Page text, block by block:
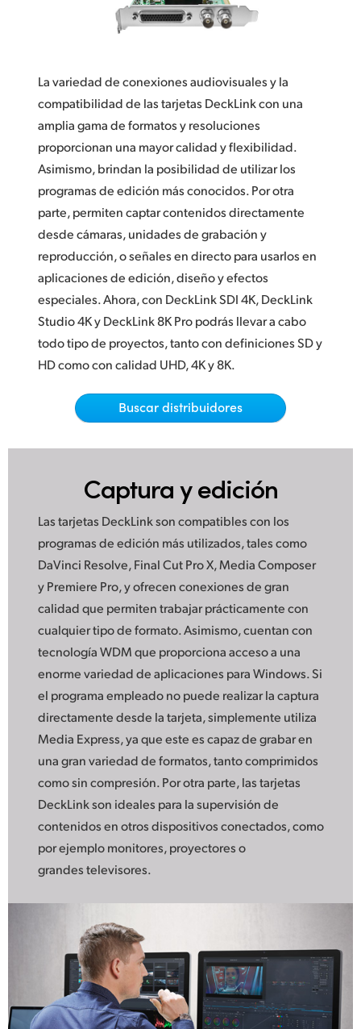
Germany
Hong Kong SAR, China
India
Italy
Japan
Korea
Mexico
Malaysia
Netherlands
New Zealand
Portugal
South Africa
España
Sweden
Chinese Taipei
UAE
Ukraine
United Kingdom
United States
La variedad de conexiones audiovisuales y la
compatibilidad de las tarjetas DeckLink con una
amplia gama de formatos y resoluciones
proporcionan una mayor calidad y flexibilidad.
Asimismo, brindan la posibilidad de utilizar los
programas de edición más conocidos. Por otra
parte, permiten captar contenidos directamente
desde cámaras, unidades de grabación y
reproducción, o señales en directo para usarlos en
aplicaciones de edición, diseño y efectos
especiales. Ahora, con DeckLink SDI 4K, DeckLink
Studio 4K y DeckLink 8K Pro podrás llevar a cabo
todo tipo de proyectos, tanto con definiciones SD y
HD como con calidad UHD, 4K y 8K.
Buscar distribuidores
Captura y edición
Las tarjetas DeckLink son compatibles con los
programas de edición más utilizados, tales como
DaVinci Resolve, Final Cut Pro X, Media Composer
y Premiere Pro, y ofrecen conexiones de gran
calidad que permiten trabajar prácticamente con
cualquier tipo de formato. Asimismo, cuentan con
tecnología WDM que proporciona acceso a una
enorme variedad de aplicaciones para Windows. Si
el programa empleado no puede realizar la captura
directamente desde la tarjeta, simplemente utiliza
Media Express, ya que este es capaz de grabar en
una gran variedad de formatos, tanto comprimidos
como sin compresión. Por otra parte, las tarjetas
DeckLink son ideales para la supervisión de
contenidos en otros dispositivos conectados, como
por ejemplo monitores, proyectores o
grandes televisores.